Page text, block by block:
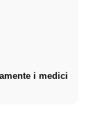
i medici